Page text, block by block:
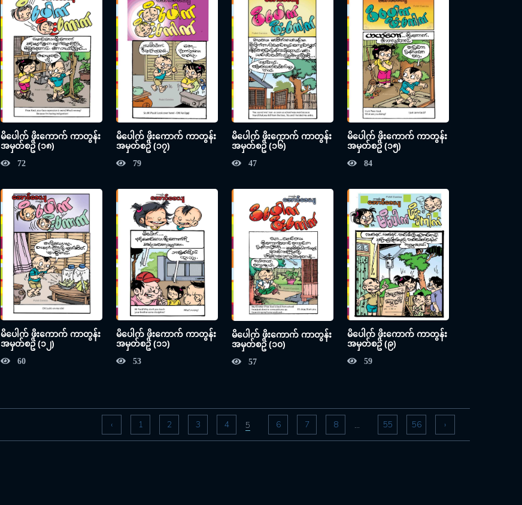
မိပေါက် ဖိုးကောက် ကာတွန်း
အမှတ်စဥ် (၁၈)
72
မိပေါက် ဖိုးကောက် ကာတွန်း
အမှတ်စဥ် (၁၇)
79
မိပေါက် ဖိုးကောက် ကာတွန်း
အမှတ်စဥ် (၁၆)
47
မိပေါက် ဖိုးကောက် ကာတွန်း
အမှတ်စဥ် (၁၅)
84
မိပေါက် ဖိုးကောက် ကာတွန်း
အမှတ်စဥ် (၁၂)
60
မိပေါက် ဖိုးကောက် ကာတွန်း
အမှတ်စဥ် (၁၁)
53
မိပေါက် ဖိုးကောက် ကာတွန်း
အမှတ်စဥ် (၁၀)
57
မိပေါက် ဖိုးကောက် ကာတွန်း
အမှတ်စဥ် (၉)
59
‹ 1 2 3 4 5 6 7 8 ... 55 56 ›